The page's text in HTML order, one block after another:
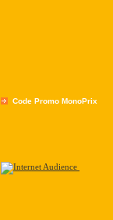
Code Promo MonoPrix